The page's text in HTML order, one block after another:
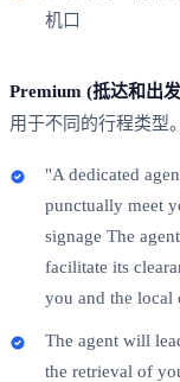
机口
Premium (抵达和出
用于不同的行程类型
"A dedicated
punctually meet
signage The
facilitate its
you and the local
The agent will
the retrieval of